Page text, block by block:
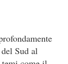
Sud al